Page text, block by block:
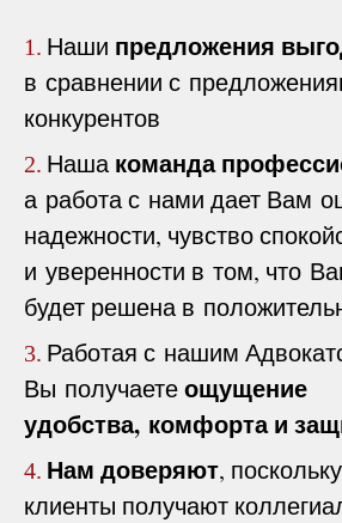
1. Наши предложения
в сравнении с
конкурентов
2. Нашакоманда
а работа с нами дает Вам
надежности, чувство
и уверенности в том, что
будет решена в
3. Работая с нашим
Вы получаетеощущение
удобства, комфорта и
4. Нам доверяют,
клиенты получают